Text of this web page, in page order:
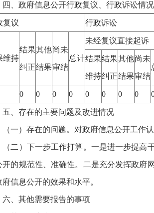
政府信息公开行政复议、行政诉讼情况
复议 行政诉讼
维持
结果
纠正
其他
结果
尚未
审结
总计
未经复议直接起诉
结果
维持
结果
纠正
其他
结果
尚未
审结
0 0 0 0 0 0 0 0
存在的主要问题及改进情况
）存在的问题。对政府信息公开工作认
）下一步工作打算。一是进一步提高干
开的规范性、准确性。二是充分发挥政府
府信息公开的效果和水平。
其他需要报告的事项